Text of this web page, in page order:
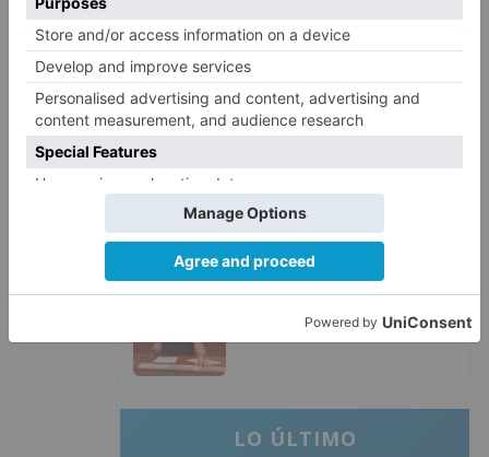
3
Un libro rescata la historia y
memoria del pueblo burgalés de
Huérmeces
4
CCOO Burgos tramita más de 200
expedientes de regularización
de inmigrantes
5
El PSOE denuncia que las
piscinas municipales de Burgos
llevan seis meses sin la
LO ÚLTIMO